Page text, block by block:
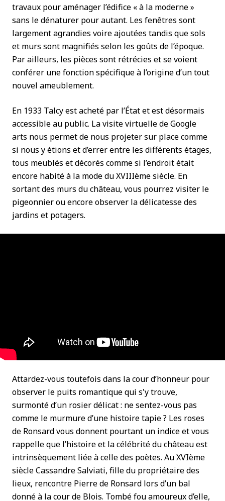
travaux pour aménager l’édifice « à la moderne »
sans le dénaturer pour autant. Les fenêtres sont
largement agrandies voire ajoutées tandis que sols
et murs sont magnifiés selon les goûts de l’époque.
Par ailleurs, les pièces sont rétrécies et se voient
conférer une fonction spécifique à l’origine d’un tout
nouvel ameublement.
En 1933 Talcy est acheté par l’État et est désormais
accessible au public. La visite virtuelle de Google
arts nous permet de nous projeter sur place comme
si nous y étions et d’errer entre les différents étages,
tous meublés et décorés comme si l’endroit était
encore habité à la mode du XVIIIème siècle. En
sortant des murs du château, vous pourrez visiter le
pigeonnier ou encore observer la délicatesse des
jardins et potagers.
Attardez-vous toutefois dans la cour d’honneur pour
observer le puits romantique qui s'y trouve,
surmonté d’un rosier délicat : ne sentez-vous pas
comme le murmure d’une histoire tapie ? Les roses
de Ronsard vous donnent pourtant un indice et vous
rappelle que l’histoire et la célébrité du château est
intrinsèquement liée à celle des poètes. Au XVIème
siècle Cassandre Salviati, fille du propriétaire des
lieux, rencontre Pierre de Ronsard lors d’un bal
donné à la cour de Blois. Tombé fou amoureux d’elle,